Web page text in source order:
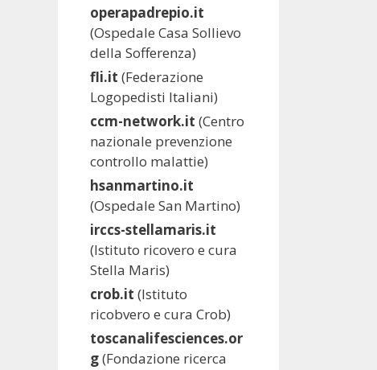
operapadrepio.it
(Ospedale Casa Sollievo
della Sofferenza)
fli.it (Federazione
Logopedisti Italiani)
ccm-network.it (Centro
nazionale prevenzione
controllo malattie)
hsanmartino.it
(Ospedale San Martino)
irccs-stellamaris.it
(Istituto ricovero e cura
Stella Maris)
crob.it (Istituto
ricobvero e cura Crob)
toscanalifesciences.or
g(Fondazione ricerca